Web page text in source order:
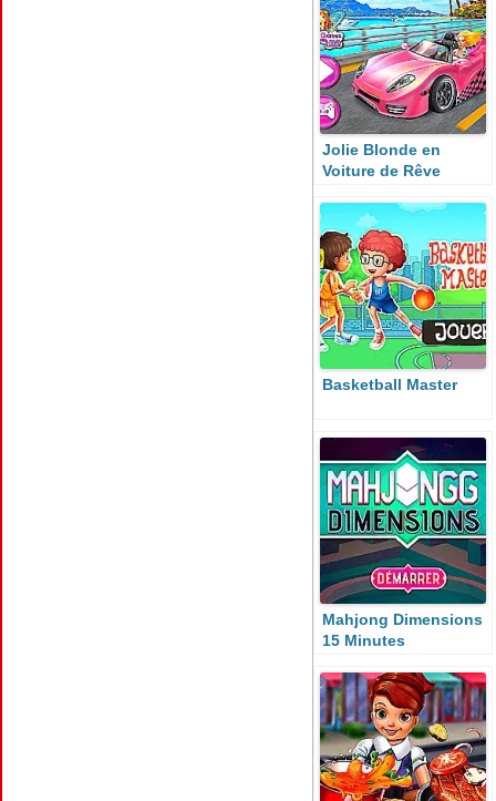
Jolie Blonde en
Voiture de Rêve
Basketball Master
Mahjong Dimensions
15 Minutes